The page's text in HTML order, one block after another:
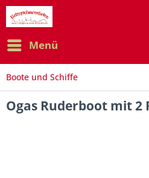
Menü
Boote und Schiffe
Ogas Ruderboot mit 2